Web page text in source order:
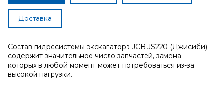
Доставка
Состав гидросистемы экскаватора JCB JS220 (Джисиби)
содержит значительное число запчастей, замена
которых в любой момент может потребоваться из-за
высокой нагрузки.